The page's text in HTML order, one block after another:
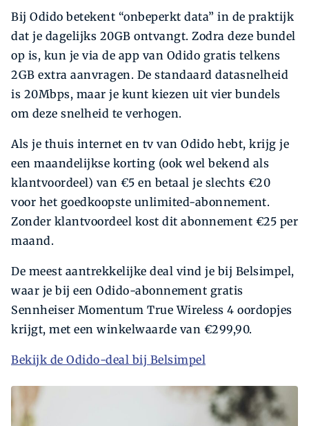
Bij Odido betekent “onbeperkt data” in de praktijk
dat je dagelijks 20GB ontvangt. Zodra deze bundel
op is, kun je via de app van Odido gratis telkens
2GB extra aanvragen. De standaard datasnelheid
is 20Mbps, maar je kunt kiezen uit vier bundels
om deze snelheid te verhogen.
Als je thuis internet en tv van Odido hebt, krijg je
een maandelijkse korting (ook wel bekend als
klantvoordeel) van €5 en betaal je slechts €20
voor het goedkoopste unlimited-abonnement.
Zonder klantvoordeel kost dit abonnement €25 per
maand.
De meest aantrekkelijke deal vind je bij Belsimpel,
waar je bij een Odido-abonnement gratis
Sennheiser Momentum True Wireless 4 oordopjes
krijgt, met een winkelwaarde van €299,90.
Bekijk de Odido-deal bij Belsimpel